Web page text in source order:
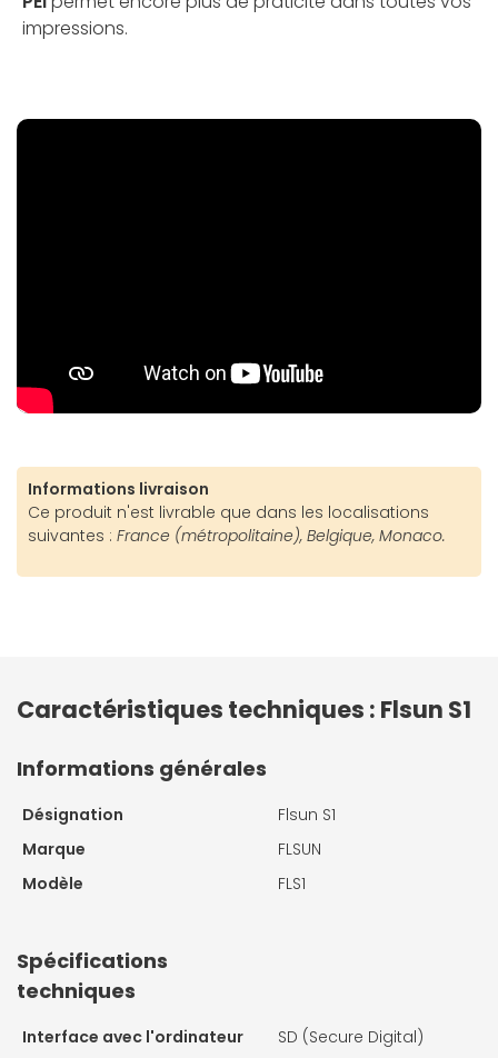
impressions.
Informations livraison
Ce produit n'est livrable que dans les localisations
suivantes : France (métropolitaine), Belgique, Monaco.
Caractéristiques techniques : Flsun S1
Informations générales
Désignation
Flsun S1
Marque
FLSUN
Modèle
FLS1
Spécifications
techniques
Interface avec l'ordinateur
SD (Secure Digital)